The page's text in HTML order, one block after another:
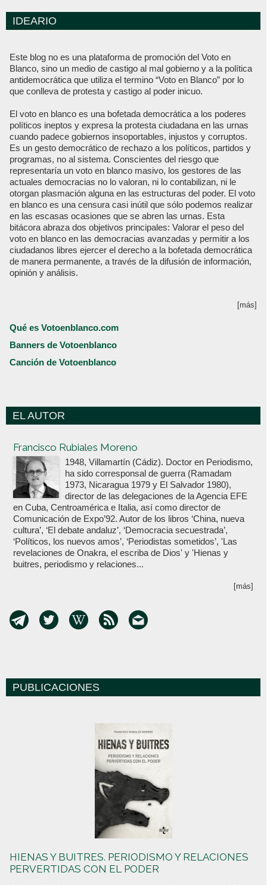
IDEARIO
Este blog no es una plataforma de promoción del Voto en
Blanco, sino un medio de castigo al mal gobierno y a la política
antidemocrática que utiliza el termino “Voto en Blanco” por lo
que conlleva de protesta y castigo al poder inicuo.
El voto en blanco es una bofetada democrática a los poderes
políticos ineptos y expresa la protesta ciudadana en las urnas
cuando padece gobiernos insoportables, injustos y corruptos.
Es un gesto democrático de rechazo a los políticos, partidos y
programas, no al sistema. Conscientes del riesgo que
representaría un voto en blanco masivo, los gestores de las
actuales democracias no lo valoran, ni lo contabilizan, ni le
otorgan plasmación alguna en las estructuras del poder. El voto
en blanco es una censura casi inútil que sólo podemos realizar
en las escasas ocasiones que se abren las urnas. Esta
bitácora abraza dos objetivos principales: Valorar el peso del
voto en blanco en las democracias avanzadas y permitir a los
ciudadanos libres ejercer el derecho a la bofetada democrática
de manera permanente, a través de la difusión de información,
opinión y análisis.
[más]
Qué es Votoenblanco.com
Banners de Votoenblanco
Canción de Votoenblanco
EL AUTOR
Francisco Rubiales Moreno
1948, Villamartín (Cádiz). Doctor en Periodismo,
ha sido corresponsal de guerra (Ramadam
1973, Nicaragua 1979 y El Salvador 1980),
director de las delegaciones de la Agencia EFE
en Cuba, Centroamérica e Italia, así como director de
Comunicación de Expo’92. Autor de los libros ‘China, nueva
cultura’, ‘El debate andaluz’, ‘Democracia secuestrada’,
‘Políticos, los nuevos amos’, ‘Periodistas sometidos’, 'Las
revelaciones de Onakra, el escriba de Dios' y 'Hienas y
buitres, periodismo y relaciones...
[más]
PUBLICACIONES
HIENAS Y BUITRES. PERIODISMO Y RELACIONES
PERVERTIDAS CON EL PODER